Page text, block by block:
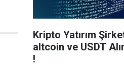
Kripto Yatırım
altcoin ve USDT
!